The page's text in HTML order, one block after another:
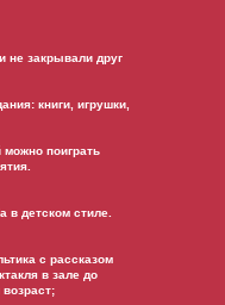
не закрывали друг
книги, игрушки,
можно поиграть
в детском стиле.
с рассказом
в зале до